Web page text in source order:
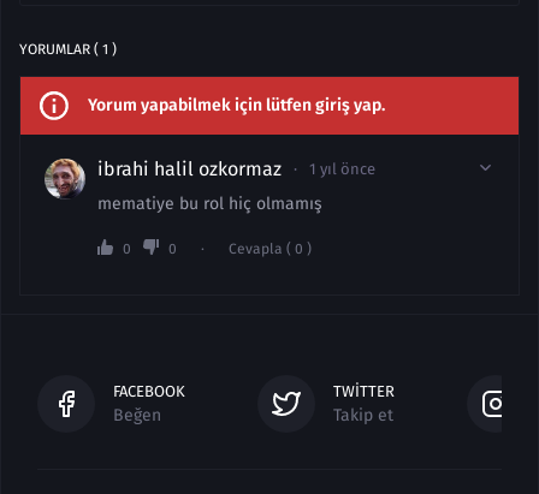
YORUMLAR ( 1 )
Yorum yapabilmek için lütfen giriş yap.
ibrahi halil ozkormaz 1 yıl önce
mematiye bu rol hiç olmamış
0 0 Cevapla ( 0 )
FACEBOOK
Beğen
TWITTER
Takip et